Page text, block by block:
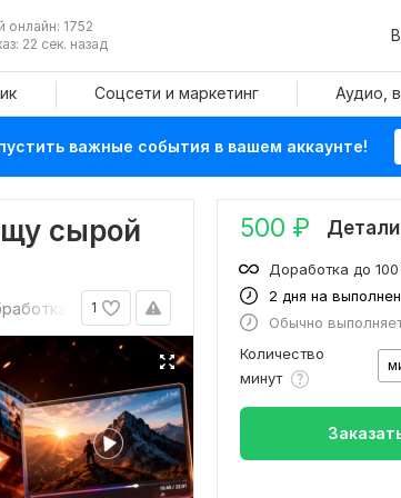
онлайн: 1752
22 сек. назад
Соцсети и маркетинг Аудио,
важные события в вашем аккаунте!
сырой
1
видео
500 ₽ Детали
2 дня на
Доработка до
Обычно
Количество
минут